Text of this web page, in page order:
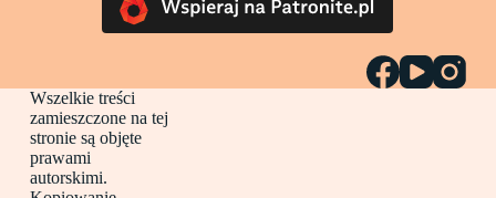
Wszelkie treści
zamieszczone na tej
stronie są objęte
prawami
autorskimi.